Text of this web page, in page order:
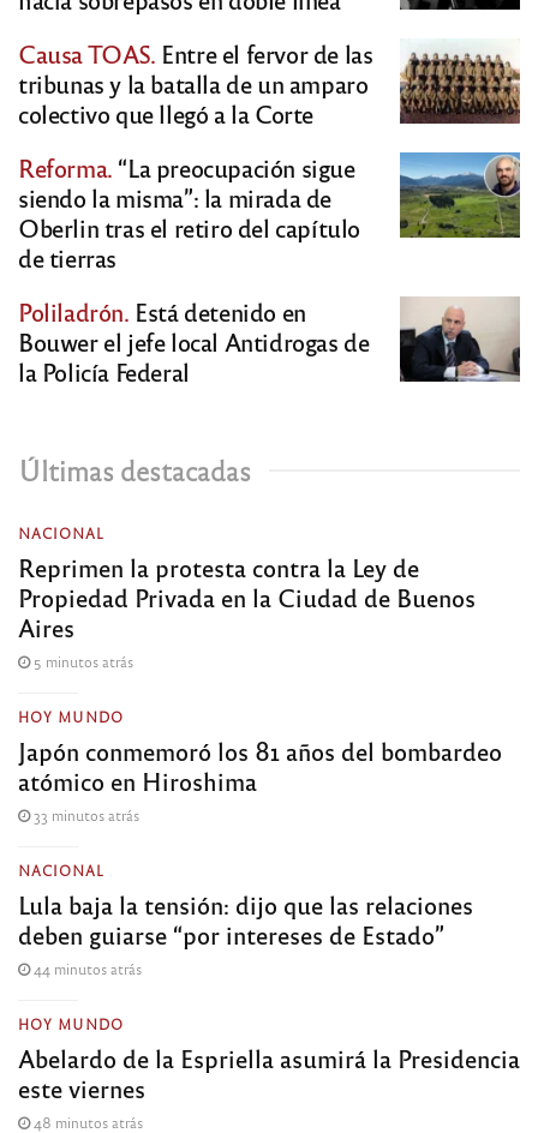
Causa TOAS. Entre el fervor de las
tribunas y la batalla de un amparo
colectivo que llegó a la Corte
Reforma. “La preocupación sigue
siendo la misma”: la mirada de
Oberlin tras el retiro del capítulo
de tierras
Poliladrón. Está detenido en
Bouwer el jefe local Antidrogas de
la Policía Federal
Últimas destacadas
NACIONAL
Reprimen la protesta contra la Ley de
Propiedad Privada en la Ciudad de Buenos
Aires
5 minutos atrás
HOY MUNDO
Japón conmemoró los 81 años del bombardeo
atómico en Hiroshima
33 minutos atrás
NACIONAL
Lula baja la tensión: dijo que las relaciones
deben guiarse “por intereses de Estado”
44 minutos atrás
HOY MUNDO
Abelardo de la Espriella asumirá la Presidencia
este viernes
48 minutos atrás